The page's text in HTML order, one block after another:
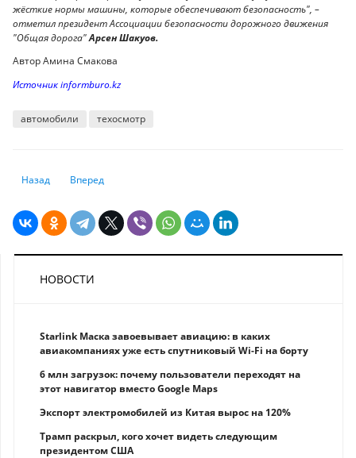
жёсткие нормы машины, которые обеспечивают безопасность", –
отметил президент Ассоциации безопасности дорожного движения
"Общая дорога"Арсен Шакуов.
Автор Амина Смакова
Источник informburo.kz
автомобили техосмотр
Предыдущий: Российский турист был удивлен, сравнив продуктовую
Назад Следующий: SCAT и "Эйр Астана" высказались о прямых
Вперед
НОВОСТИ
Starlink Маска завоевывает авиацию: в каких
авиакомпаниях уже есть спутниковый Wi-Fi на борту
6 млн загрузок: почему пользователи переходят на
этот навигатор вместо Google Maps
Экспорт электромобилей из Китая вырос на 120%
Трамп раскрыл, кого хочет видеть следующим
президентом США